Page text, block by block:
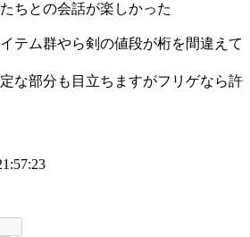
ちとの会話が楽しかった
テム群やら剣の値段が桁を間違えて
な部分も目立ちますがフリゲなら許